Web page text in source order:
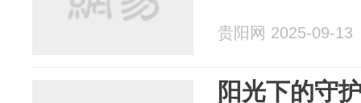
贵阳网 2025-09-13
阳光下的守